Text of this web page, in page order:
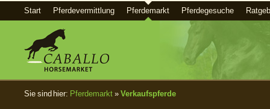
Start Pferdevermittlung Pferdemarkt Pferdegesuche
Sie sind hier: Pferdemarkt » Verkaufspferde